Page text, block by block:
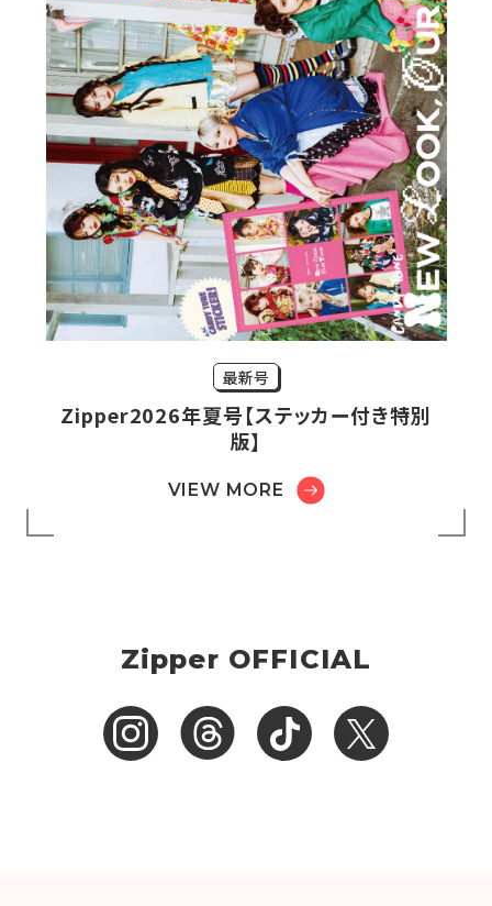
最新号
Zipper2026年夏号【ステッカー付き特別
版】
VIEW MORE
Zipper OFFICIAL